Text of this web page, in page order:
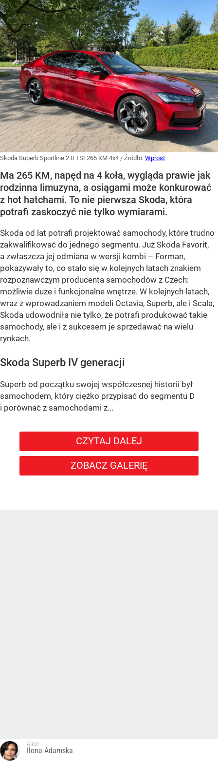
Skoda Superb Sportline 2.0 TSI 265 KM 4x4 / Źródło: Wprost
Ma 265 KM, napęd na 4 koła, wygląda prawie jak
rodzinna limuzyna, a osiągami może konkurować
z hot hatchami. To nie pierwsza Skoda, która
potrafi zaskoczyć nie tylko wymiarami.
Skoda od lat potrafi projektować samochody, które trudno
zakwalifikować do jednego segmentu. Już Skoda Favorit,
a zwłaszcza jej odmiana w wersji kombi – Forman,
pokazywały to, co stało się w kolejnych latach znakiem
rozpoznawczym producenta samochodów z Czech:
możliwie duże i funkcjonalne wnętrze. W kolejnych latach,
wraz z wprowadzaniem modeli Octavia, Superb, ale i Scala,
Skoda udowodniła nie tylko, że potrafi produkować takie
samochody, ale i z sukcesem je sprzedawać na wielu
rynkach.
Skoda Superb IV generacji
Superb od początku swojej współczesnej historii był
samochodem, który ciężko przypisać do segmentu D
i porównać z samochodami z...
CZYTAJ DALEJ
ZOBACZ GALERIĘ
Autor:
Ilona Adamska